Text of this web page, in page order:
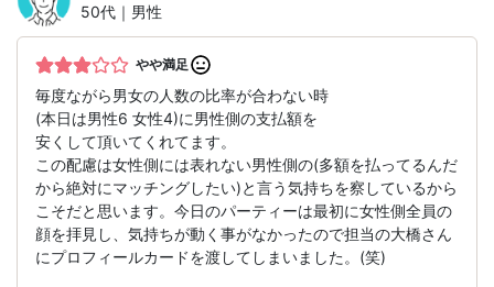
50代｜男性
やや満足
毎度ながら男女の人数の比率が合わない時
(本日は男性6 女性4)に男性側の支払額を
安くして頂いてくれてます。
この配慮は女性側には表れない男性側の(多額を払ってるんだ
から絶対にマッチングしたい)と言う気持ちを察しているから
こそだと思います。今日のパーティーは最初に女性側全員の
顔を拝見し、気持ちが動く事がなかったので担当の大橋さん
にプロフィールカードを渡してしまいました。(笑)